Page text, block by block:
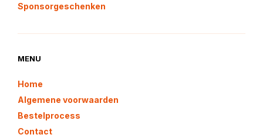
Sponsorgeschenken
MENU
Home
Algemene voorwaarden
Bestelprocess
Contact